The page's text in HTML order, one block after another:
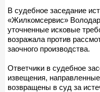
В судебное заседание
«Жилкомсервис»
уточненные исковые
возражала против
заочного производства.
Ответчики в судебное
извещения,
возвращены в суд за